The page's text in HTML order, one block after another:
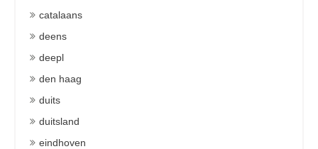
catalaans
deens
deepl
den haag
duits
duitsland
eindhoven